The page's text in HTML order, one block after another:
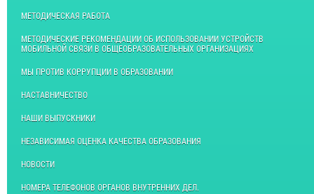
МЕТОДИЧЕСКАЯ РАБОТА
МЕТОДИЧЕСКИЕ РЕКОМЕНДАЦИИ ОБ ИСПОЛЬЗОВАНИИ УСТРОЙСТВ
МОБИЛЬНОЙ СВЯЗИ В ОБЩЕОБРАЗОВАТЕЛЬНЫХ ОРГАНИЗАЦИЯХ
МЫ ПРОТИВ КОРРУПЦИИ В ОБРАЗОВАНИИ
НАСТАВНИЧЕСТВО
НАШИ ВЫПУСКНИКИ
НЕЗАВИСИМАЯ ОЦЕНКА КАЧЕСТВА ОБРАЗОВАНИЯ
НОВОСТИ
НОМЕРА ТЕЛЕФОНОВ ОРГАНОВ ВНУТРЕННИХ ДЕЛ.